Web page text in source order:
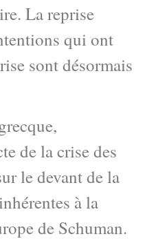
La reprise
qui ont
sont désormais
de la crise des
le devant de la
à la
de Schuman.